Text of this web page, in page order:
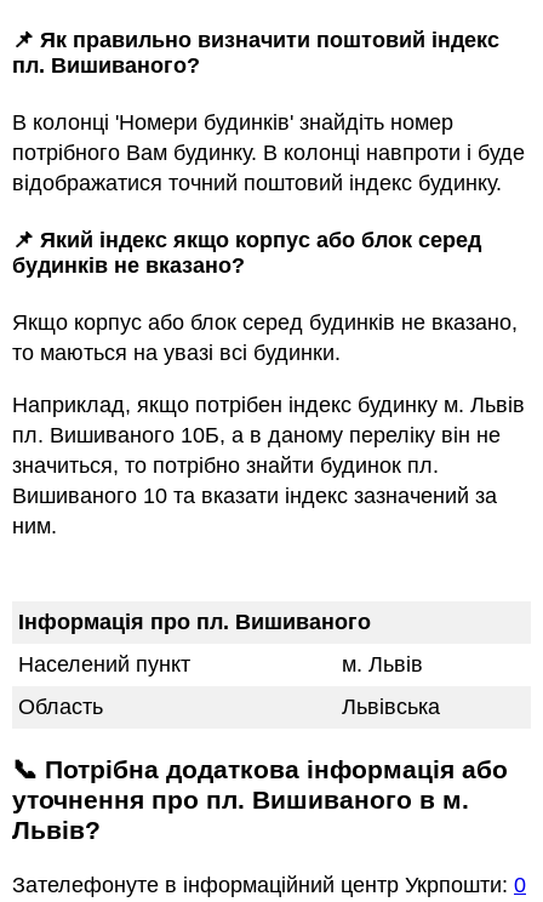
📌 Як правильно визначити поштовий індекс
пл. Вишиваного?
В колонці 'Номери будинків' знайдіть номер
потрібного Вам будинку. В колонці навпроти і буде
відображатися точний поштовий індекс будинку.
📌 Який індекс якщо корпус або блок серед
будинкiв не вказано?
Якщо корпус або блок серед будинкiв не вказано,
то маються на увазi всi будинки.
Наприклад, якщо потрiбен індекс будинку м. Львів
пл. Вишиваного 10Б, а в даному переліку він не
значиться, то потрібно знайти будинок пл.
Вишиваного 10 та вказати індекс зазначений за
ним.
Інформація про пл. Вишиваного
Населений пункт
м. Львів
Область
Львівська
📞 Потрібна додаткова інформація або
уточнення про пл. Вишиваного в м.
Львів?
Зателефонуте в інформаційний центр Укрпошти: 0